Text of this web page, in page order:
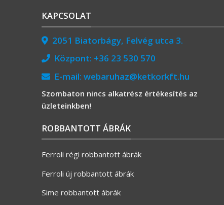
KAPCSOLAT
2051 Biatorbágy, Felvég utca 3.
Központ: +36 23 530 570
E-mail: webaruhaz@ketkorkft.hu
Szombaton nincs alkatrész értékesítés az
üzleteinkben!
ROBBANTOTT ÁBRÁK
Ferroli régi robbantott ábrák
Ferroli új robbantott ábrák
Sime robbantott ábrák